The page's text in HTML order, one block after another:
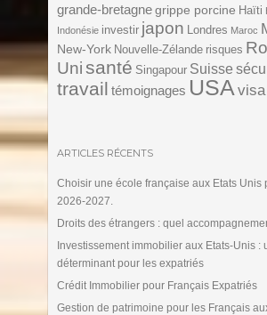
grande-bretagne grippe porcine Haïti
Indonésie investir japon Londres Maroc
New-York Nouvelle-Zélande risques
Unisanté Singapour Suisse
travail témoignages USA visa
ARTICLES RÉCENTS
Choisir une école française aux Etats Unis
2026-2027.
Droits des étrangers : quel
Investissement immobilier aux Etats-Unis :
déterminant pour les expatriés
Crédit Immobilier pour Français Expatriés
Gestion de patrimoine pour les Français